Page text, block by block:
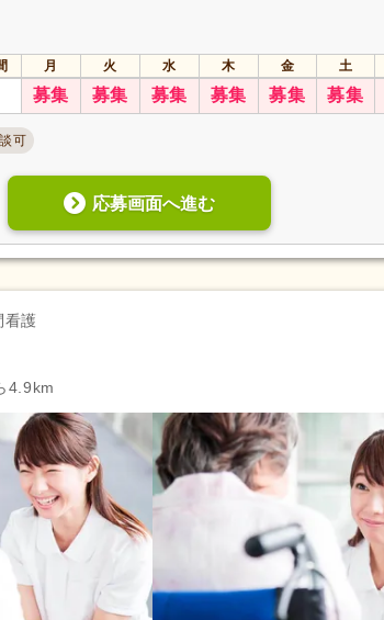
士 (45) 言語聴覚士 (28)
ッサージ指圧師(2) 柔道整復師(3)
(23)
介護実践リーダー研修(1) 医師
(3) 診療放射線技師
技士(1) 公認心理師(4)
者(24) 歯科医師(19)
工士(3)
(460)
休み(60) 土曜休み(35)
100日以上(235) 年間休日110日以上 (146)
促進(1,372) 産休あり(1,347)
(608) (574)
年末年始休暇(182)
完備 研修制度あり(1,376)
月 火 水 木 金
土
募集 募集 募集 募集 募集 募集
可
応募画面へ進む
看護
4.9km